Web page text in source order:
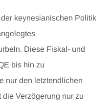
keynesianischen Politik
Diese Fiskal- und
bis hin zu
nur den letztendlichen
Verzögerung nur zu